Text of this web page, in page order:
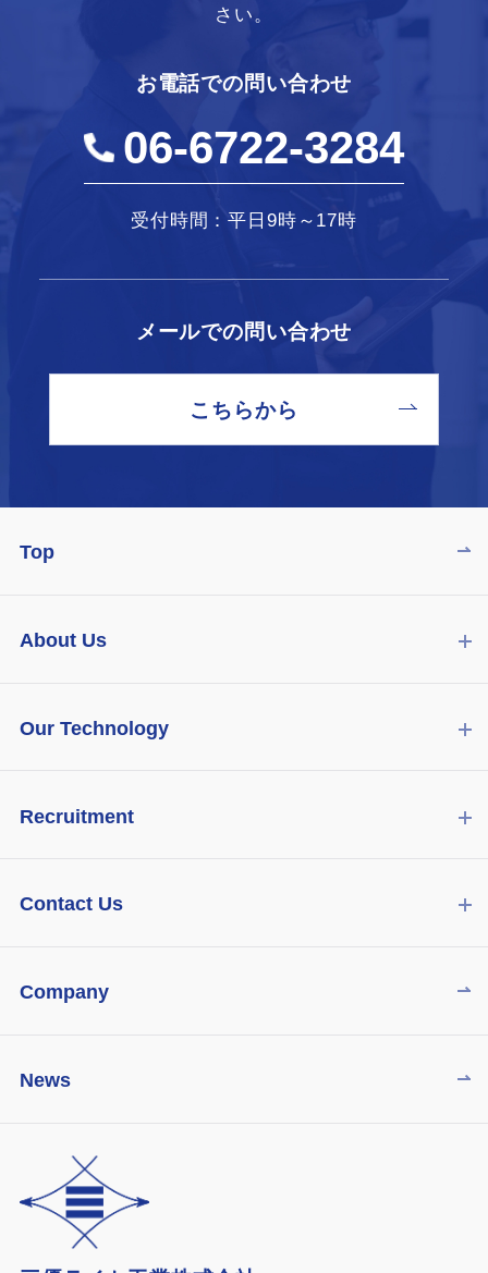
さい。
お電話での問い合わせ
06-6722-3284
受付時間：平日9時～17時
メールでの問い合わせ
こちらから
Top
About Us
Our Technology
Recruitment
Contact Us
Company
News